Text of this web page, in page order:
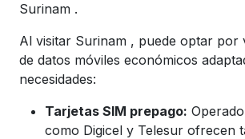
Surinam .
Al visitar Surinam , puede optar por
de datos móviles económicos
necesidades:
Tarjetas SIM prepago:
como Digicel y Telesur ofrecen